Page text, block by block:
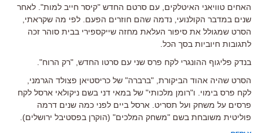
האחים טוויאני האיטלקים, עם סרטם החדש "קיסר חייב למות". לאחר
שנים במדבר הקולנועי, נדמה שהם חוזרים הפעם. לפי מה שקראתי,
הסרט שמגולל את סיפור העלאת מחזה שייקספירי בבית סוהר זכה
לתגובות חיוביות בסך הכל.
בנדק פליגוף ההונגרי לקח פרס שני עם סרטו החדש, "רק הרוח".
הסרט שהיה אהוד הביקורת, "ברברה" של כריסטיאן פצולד הגרמני,
לקח פרס בימוי. ו"רומן מלכותי" של במאי דני בשם ניקולאי ארסל לקח
פרסים על משחק ועל תסריט. ארסל ביים לפני כמה שנים דרמה
פוליטית משובחת בשם "משחק המלכים" (הוקרן בפסטיבל ירושלים).